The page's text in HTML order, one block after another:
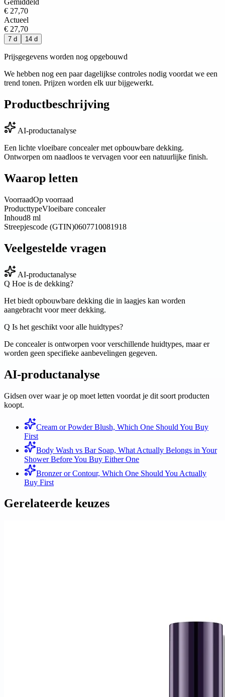
Gemiddeld
€ 27,70
Actueel
€ 27,70
7 d 14 d
Prijsgegevens worden nog opgebouwd
We hebben nog een paar dagelijkse controles nodig voordat we een
trend tonen. Prijzen worden elk uur bijgewerkt.
Productbeschrijving
AI-productanalyse
Een lichte vloeibare concealer met opbouwbare dekking.
Ontworpen om naadloos te vervagen voor een natuurlijke finish.
Waarop letten
VoorraadOp voorraad
ProducttypeVloeibare concealer
Inhoud8 ml
Streepjescode (GTIN)0607710081918
Veelgestelde vragen
AI-productanalyse
Q Hoe is de dekking?
Het biedt opbouwbare dekking die in laagjes kan worden
aangebracht voor meer dekking.
Q Is het geschikt voor alle huidtypes?
De concealer is ontworpen voor verschillende huidtypes, maar er
worden geen specifieke aanbevelingen gegeven.
AI-productanalyse
Gidsen over waar je op moet letten voordat je dit soort producten
koopt.
Cream or Powder Blush, Which One Should You Buy
First
Body Wash vs Bar Soap, What Actually Belongs in Your
Shower Before You Buy Either One
Bronzer or Contour, Which One Should You Actually
Buy First
Gerelateerde keuzes